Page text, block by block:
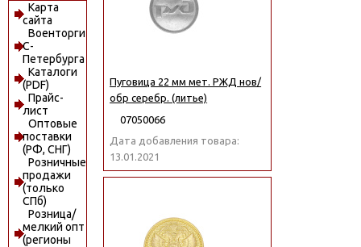
Карта
сайта
Военторги
С-
Петербурга
Каталоги
(PDF)
Прайс-
лист
Оптовые
поставки
(РФ, СНГ)
Розничные
продажи
(только
СПб)
Розница/
мелкий опт
(регионы
Пуговица 22 мм мет. РЖД нов/
обр серебр. (литье)
07050066
Дата добавления товара:
13.01.2021